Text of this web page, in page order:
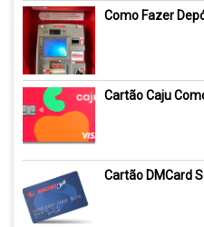
Como Fazer
Cartão Caju
Cartão DMCard